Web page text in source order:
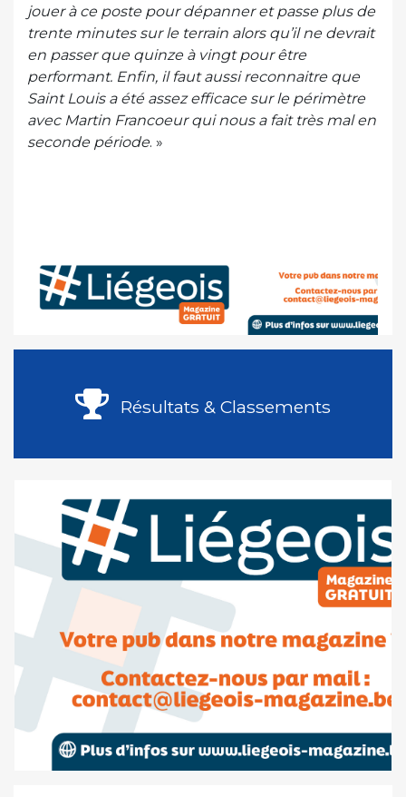
jouer à ce poste pour dépanner et passe plus de
trente minutes sur le terrain alors qu’il ne devrait
en passer que quinze à vingt pour être
performant. Enfin, il faut aussi reconnaitre que
Saint Louis a été assez efficace sur le périmètre
avec Martin Francoeur qui nous a fait très mal en
seconde période. »
Résultats & Classements